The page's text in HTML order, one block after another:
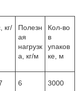
кг/
Полезн
ая
нагрузк
а, кг/м
Кол-во
в
упаков
ке, м
6 3000